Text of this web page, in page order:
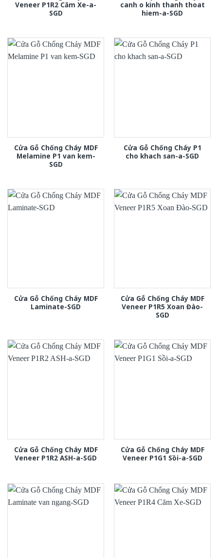
Veneer P1R2 Căm Xe-a-
SGD
canh o kinh thanh thoat
hiem-a-SGD
Cửa Gỗ Chống Cháy MDF
Melamine P1 van kem-
SGD
Cửa Gỗ Chống Cháy P1
cho khach san-a-SGD
Cửa Gỗ Chống Cháy MDF
Laminate-SGD
Cửa Gỗ Chống Cháy MDF
Veneer P1R5 Xoan Đào-
SGD
Cửa Gỗ Chống Cháy MDF
Veneer P1R2 ASH-a-SGD
Cửa Gỗ Chống Cháy MDF
Veneer P1G1 Sồi-a-SGD